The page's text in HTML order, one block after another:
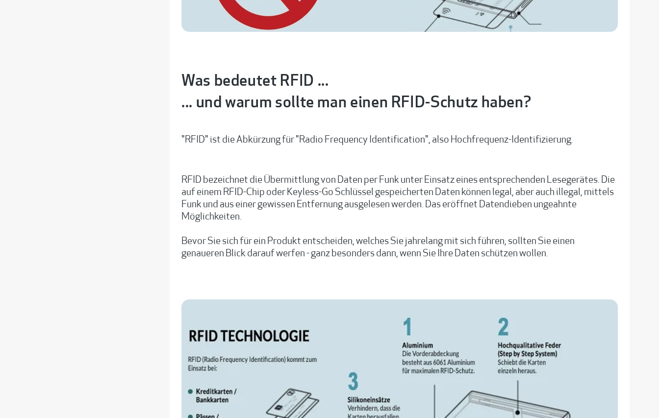
Was bedeutet RFID ...
... und warum sollte man einen RFID-Schutz haben?
"RFID" ist die Abkürzung für "Radio Frequency Identification", also Hochfrequenz-Identifizierung.
RFID bezeichnet die Übermittlung von Daten per Funk unter Einsatz eines entsprechenden Lesegerätes. Die
auf einem RFID-Chip oder Keyless-Go Schlüssel gespeicherten Daten können legal, aber auch illegal, mittels
Funk und aus einer gewissen Entfernung ausgelesen werden. Das eröffnet Datendieben ungeahnte
Möglichkeiten.
Bevor Sie sich für ein Produkt entscheiden, welches Sie jahrelang mit sich führen, sollten Sie einen
genaueren Blick darauf werfen - ganz besonders dann, wenn Sie Ihre Daten schützen wollen.